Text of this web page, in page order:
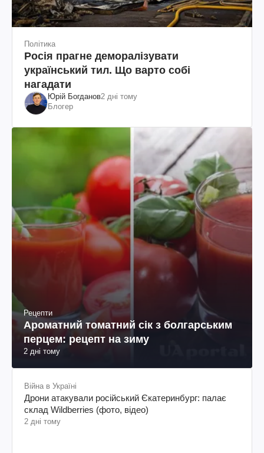
Політика
Росія прагне деморалізувати
український тил. Що варто собі
нагадати
Юрій Богданов2 дні тому
Блогер
Рецепти
Ароматний томатний сік з болгарським
перцем: рецепт на зиму
2 дні тому
Війна в Україні
Дрони атакували російський Єкатеринбург: палає
склад Wildberries (фото, відео)
2 дні тому